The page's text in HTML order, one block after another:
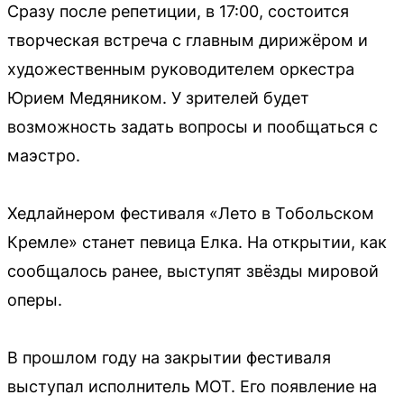
Сразу после репетиции, в 17:00, состоится
творческая встреча с главным дирижёром и
художественным руководителем оркестра
Юрием Медяником. У зрителей будет
возможность задать вопросы и пообщаться с
маэстро.
Хедлайнером фестиваля «Лето в Тобольском
Кремле» станет певица Елка. На открытии, как
сообщалось ранее, выступят звёзды мировой
оперы.
В прошлом году на закрытии фестиваля
выступал исполнитель МОТ. Его появление на